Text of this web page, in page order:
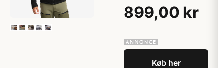
899,00 kr
Køb her